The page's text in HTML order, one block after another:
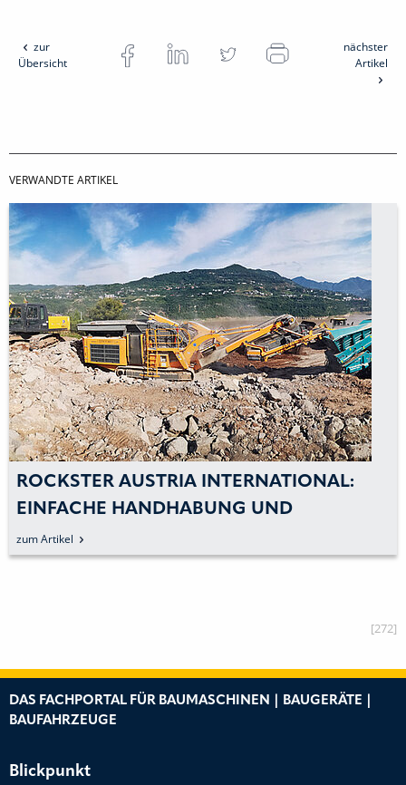
zur
Übersicht
nächster
Artikel
VERWANDTE ARTIKEL
ROCKSTER AUSTRIA INTERNATIONAL:
EINFACHE HANDHABUNG UND
KOMPAKTE BAUWEISE
zum Artikel
[272]
DAS FACHPORTAL FÜR BAUMASCHINEN | BAUGERÄTE |
BAUFAHRZEUGE
Blickpunkt